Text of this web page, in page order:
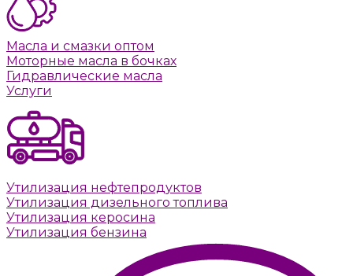
Масла и смазки оптом
Моторные масла в бочках
Гидравлические масла
Услуги
Утилизация нефтепродуктов
Утилизация дизельного топлива
Утилизация керосина
Утилизация бензина